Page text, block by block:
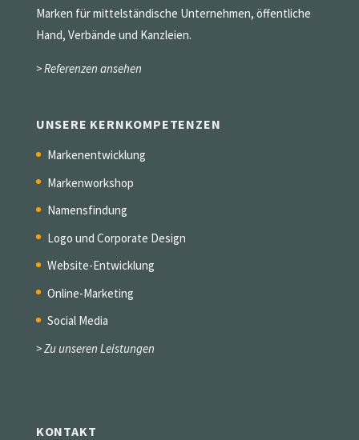
Marken für mittelständische Unternehmen, öffentliche
Hand, Verbände und Kanzleien.
> Referenzen ansehen
UNSERE KERNKOMPETENZEN
Markenentwicklung
Markenworkshop
Namensfindung
Logo und Corporate Design
Website-Entwicklung
Online-Marketing
Social Media
> Zu unseren Leistungen
KONTAKT